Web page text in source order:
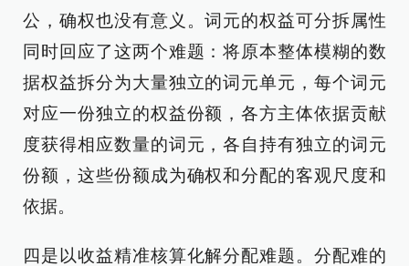
公，确权也没有意义。词元的权益可分拆属性
同时回应了这两个难题：将原本整体模糊的数
据权益拆分为大量独立的词元单元，每个词元
对应一份独立的权益份额，各方主体依据贡献
度获得相应数量的词元，各自持有独立的词元
份额，这些份额成为确权和分配的客观尺度和
依据。
四是以收益精准核算化解分配难题。分配难的